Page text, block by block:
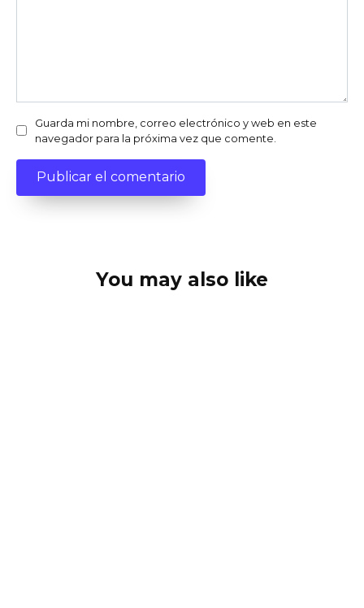
Guarda mi nombre, correo electrónico y web en este
navegador para la próxima vez que comente.
You may also like